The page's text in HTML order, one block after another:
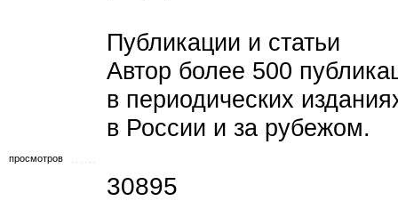
Публикации и статьи
Автор более 500
в периодических
в России и за рубежом.
просмотров
30895